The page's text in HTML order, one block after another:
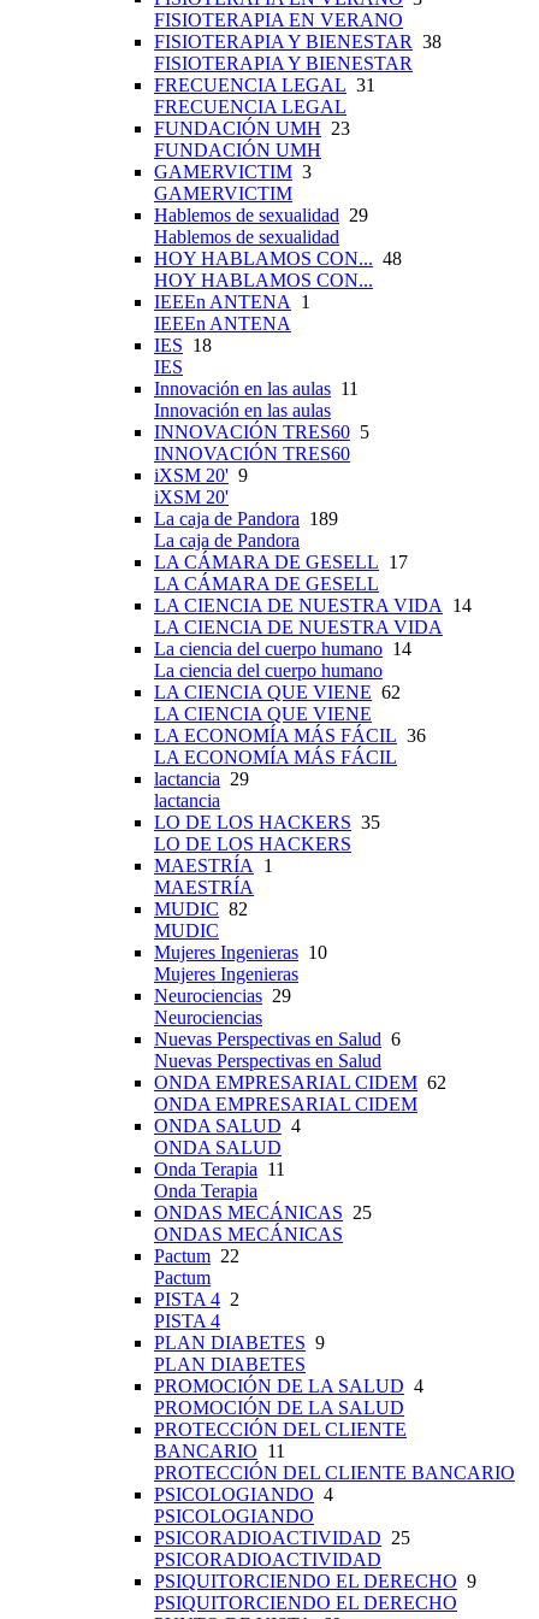
FISIOTERAPIA EN VERANO
FISIOTERAPIA Y BIENESTAR 38
FISIOTERAPIA Y BIENESTAR
FRECUENCIA LEGAL 31
FRECUENCIA LEGAL
FUNDACIÓN UMH 23
FUNDACIÓN UMH
GAMERVICTIM 3
GAMERVICTIM
Hablemos de sexualidad 29
Hablemos de sexualidad
HOY HABLAMOS CON... 48
HOY HABLAMOS CON...
IEEEn ANTENA 1
IEEEn ANTENA
IES 18
IES
Innovación en las aulas 11
Innovación en las aulas
INNOVACIÓN TRES60 5
INNOVACIÓN TRES60
iXSM 20' 9
iXSM 20'
La caja de Pandora 189
La caja de Pandora
LA CÁMARA DE GESELL 17
LA CÁMARA DE GESELL
LA CIENCIA DE NUESTRA VIDA 14
LA CIENCIA DE NUESTRA VIDA
La ciencia del cuerpo humano 14
La ciencia del cuerpo humano
LA CIENCIA QUE VIENE 62
LA CIENCIA QUE VIENE
LA ECONOMÍA MÁS FÁCIL 36
LA ECONOMÍA MÁS FÁCIL
lactancia 29
lactancia
LO DE LOS HACKERS 35
LO DE LOS HACKERS
MAESTRÍA 1
MAESTRÍA
MUDIC 82
MUDIC
Mujeres Ingenieras 10
Mujeres Ingenieras
Neurociencias 29
Neurociencias
Nuevas Perspectivas en Salud 6
Nuevas Perspectivas en Salud
ONDA EMPRESARIAL CIDEM 62
ONDA EMPRESARIAL CIDEM
ONDA SALUD 4
ONDA SALUD
Onda Terapia 11
Onda Terapia
ONDAS MECÁNICAS 25
ONDAS MECÁNICAS
Pactum 22
Pactum
PISTA 4 2
PISTA 4
PLAN DIABETES 9
PLAN DIABETES
PROMOCIÓN DE LA SALUD 4
PROMOCIÓN DE LA SALUD
PROTECCIÓN DEL CLIENTE
BANCARIO 11
PROTECCIÓN DEL CLIENTE BANCARIO
PSICOLOGIANDO 4
PSICOLOGIANDO
PSICORADIOACTIVIDAD 25
PSICORADIOACTIVIDAD
PSIQUITORCIENDO EL DERECHO 9
PSIQUITORCIENDO EL DERECHO